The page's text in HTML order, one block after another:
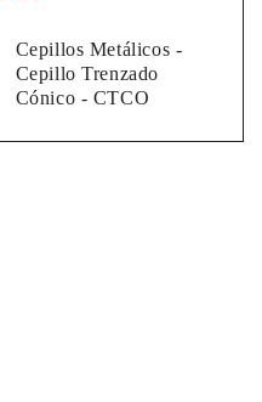
Cepillos Metálicos -
Cepillo Trenzado
Cónico - CTCO